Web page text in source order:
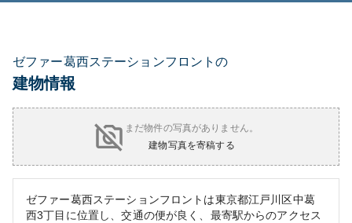
ゼファー葛西ステーションフロントの
建物情報
まだ物件の写真がありません。
建物写真を寄稿する
ゼファー葛西ステーションフロントは東京都江戸川区中葛
西3丁目に位置し、交通の便が良く、最寄駅からのアクセス